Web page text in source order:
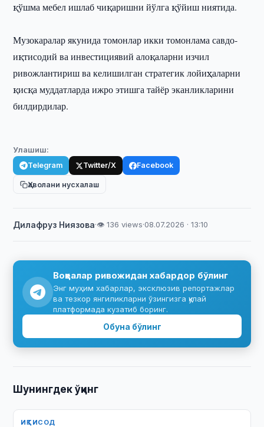
қўшма мебел ишлаб чиқаришни йўлга қўйиш ниятида.
Музокаралар якунида томонлар икки томонлама савдо-
иқтисодий ва инвестициявий алоқаларни изчил
ривожлантириш ва келишилган стратегик лойиҳаларни
қисқа муддатларда ижро этишга тайёр эканликларини
билдирдилар.
Улашиш:
Telegram Twitter/X Facebook
Ҳаволани нусхалаш
Дилафруз Ниязова·👁 136 views·08.07.2026 · 13:10
Воқеалар ривожидан хабардор бўлинг
Энг муҳим хабарлар, эксклюзив репортажлар
ва тезкор янгиликларни ўзингизга қулай
платформада кузатиб боринг.
Обуна бўлинг
Шунингдек ўқинг
ИҚТИСОД